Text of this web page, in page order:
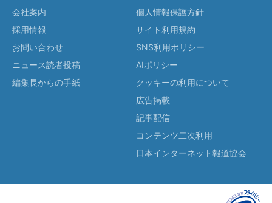
会社案内
採用情報
お問い合わせ
ニュース読者投稿
編集長からの手紙
個人情報保護方針
サイト利用規約
SNS利用ポリシー
AIポリシー
クッキーの利用について
広告掲載
記事配信
コンテンツ二次利用
日本インターネット報道協会